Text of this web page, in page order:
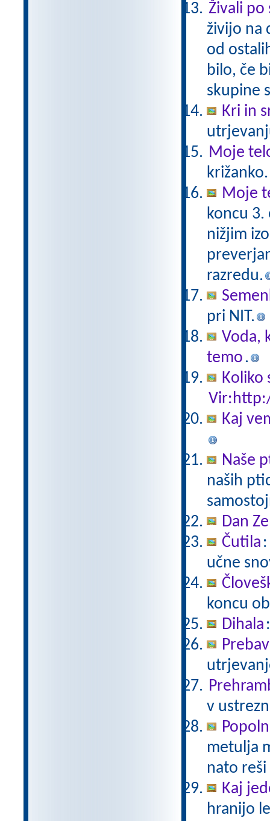
Živali po
živijo na
od
bilo, če
skupine
Kri in
Moje
Moje
koncu 3.
nižjim
razredu.
pri NIT.
Voda,
temo.
Koliko
Kaj
Naše
naših
Dan
Čutila
učne
koncu
Dihala
v
metulja
nato
Kaj
hranijo